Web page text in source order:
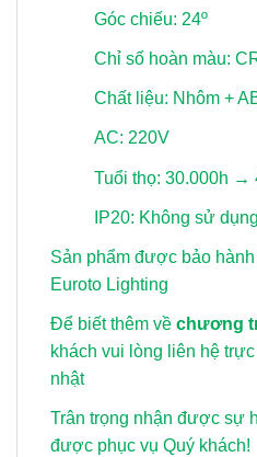
Góc chiếu: 24º
Chỉ số hoàn màu:
Chất liệu: Nhôm +
AC: 220V
Tuổi thọ: 30.000h →
IP20: Không sử
Sản phẩm được bảo
Euroto Lighting
Để biết thêm về chương
khách vui lòng liên hệ
nhật
Trân trọng nhận được sự
được phục vụ Quý khách!